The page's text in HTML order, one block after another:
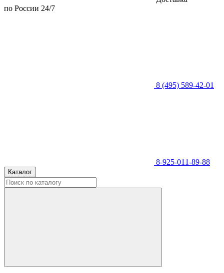
по России 24/7
8 (495) 589-42-01
8-925-011-89-88
Каталог